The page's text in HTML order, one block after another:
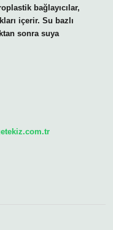
bağlayıcılar,
içerir. Su bazlı
sonra suya